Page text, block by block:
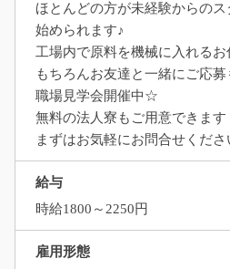
ほとんどの方が未経験からの
始められます♪
工場内で原料を機械に入れるお
もちろんお友達と一緒にご応
職場見学会開催中☆
無料の法人寮もご用意できます
まずはお気軽にお問合せくださ
給与
時給1800～2250円
雇用形態